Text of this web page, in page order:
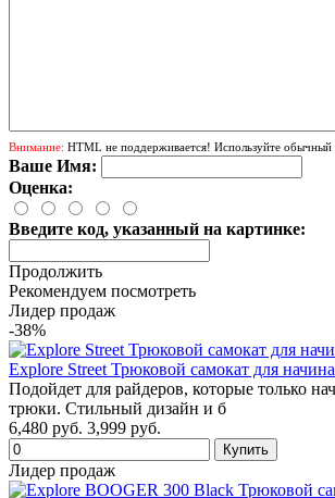
Внимание: HTML не поддерживается! Используйте обычный
Ваше Имя:
Оценка:
Введите код, указанный на картинке:
Продолжить
Рекомендуем посмотреть
Лидер продаж
-38%
Explore Street Трюковой самокат для
Подойдет для райдеров, которые только
трюки. Стильный дизайн и б
6,480 руб. 3,999 руб.
Лидер продаж